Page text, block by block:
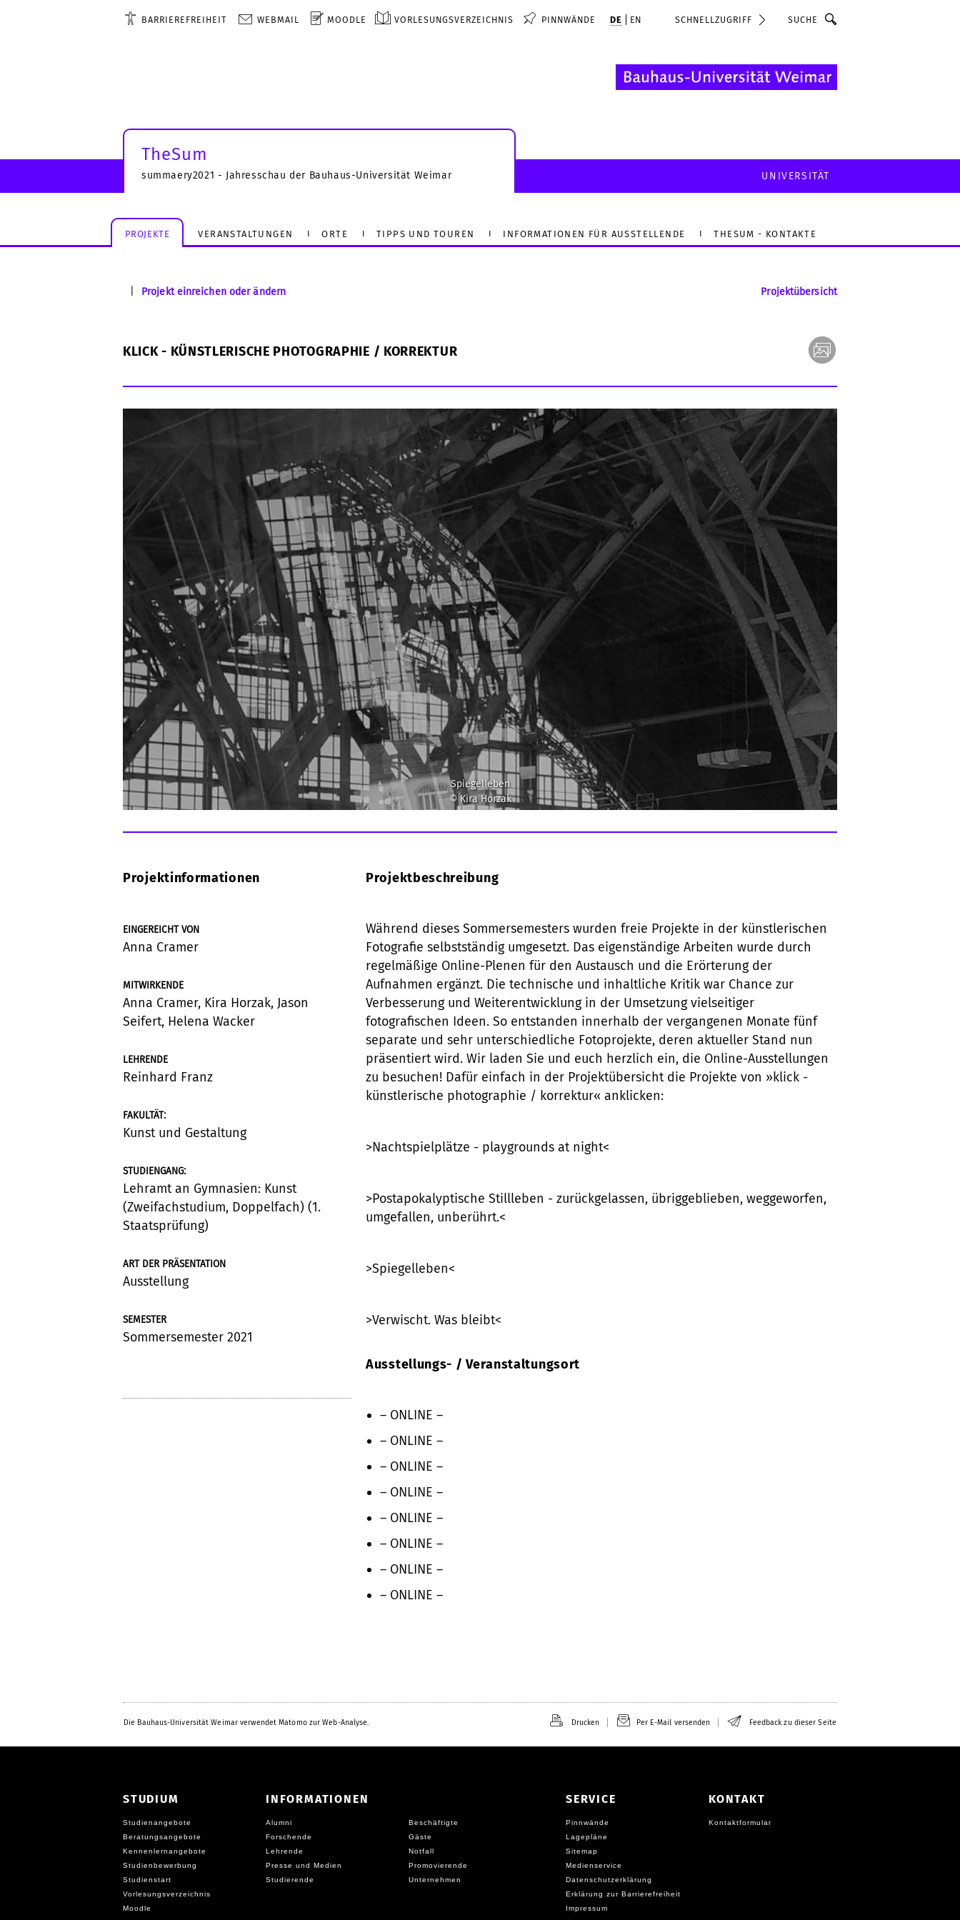
BARRIEREFREIHEIT WEBMAIL MOODLE VORLESUNGSVERZEICHNIS PINNWÄNDE DE EN SCHNELLZUGRIFF Suche
TheSum
summaery2021 - Jahresschau der Bauhaus-Universität Weimar UNIVERSITÄT
PROJEKTE VERANSTALTUNGEN ORTE TIPPS UND TOUREN INFORMATIONEN FÜR AUSSTELLENDE THESUM - KONTAKTE
Projekt einreichen oder ändern Projektübersicht
KLICK - KÜNSTLERISCHE PHOTOGRAPHIE / KORREKTUR
Spiegelleben
© Kira Horzak
Projektinformationen
EINGEREICHT VON
Anna Cramer
MITWIRKENDE
Anna Cramer, Kira Horzak, Jason
Seifert, Helena Wacker
LEHRENDE
Reinhard Franz
FAKULTÄT:
Kunst und Gestaltung
STUDIENGANG:
Lehramt an Gymnasien: Kunst
(Zweifachstudium, Doppelfach) (1.
Staatsprüfung)
ART DER PRÄSENTATION
Ausstellung
SEMESTER
Sommersemester 2021
Projektbeschreibung
Während dieses Sommersemesters wurden freie Projekte in der künstlerischen
Fotografie selbstständig umgesetzt. Das eigenständige Arbeiten wurde durch
regelmäßige Online-Plenen für den Austausch und die Erörterung der
Aufnahmen ergänzt. Die technische und inhaltliche Kritik war Chance zur
Verbesserung und Weiterentwicklung in der Umsetzung vielseitiger
fotografischen Ideen. So entstanden innerhalb der vergangenen Monate fünf
separate und sehr unterschiedliche Fotoprojekte, deren aktueller Stand nun
präsentiert wird. Wir laden Sie und euch herzlich ein, die Online-Ausstellungen
zu besuchen! Dafür einfach in der Projektübersicht die Projekte von »klick -
künstlerische photographie / korrektur« anklicken:
>Nachtspielplätze - playgrounds at night<
>Postapokalyptische Stillleben - zurückgelassen, übriggeblieben, weggeworfen,
umgefallen, unberührt.<
>Spiegelleben<
>Verwischt. Was bleibt<
Ausstellungs- / Veranstaltungsort
– ONLINE –
– ONLINE –
– ONLINE –
– ONLINE –
– ONLINE –
– ONLINE –
– ONLINE –
– ONLINE –
Die Bauhaus-Universität Weimar verwendet Matomo zur Web-Analyse. Drucken Per E-Mail versenden Feedback zu dieser Seite
STUDIUM
Studienangebote
Beratungsangebote
Kennenlernangebote
Studienbewerbung
Studienstart
Vorlesungsverzeichnis
Moodle
INFORMATIONEN
Alumni
Beschäftigte
Forschende
Gäste
Lehrende
Notfall
Presse und Medien
Promovierende
Studierende
Unternehmen
SERVICE
Pinnwände
Lagepläne
Sitemap
Medienservice
Datenschutzerklärung
Erklärung zur Barrierefreiheit
Impressum
KONTAKT
Kontaktformular